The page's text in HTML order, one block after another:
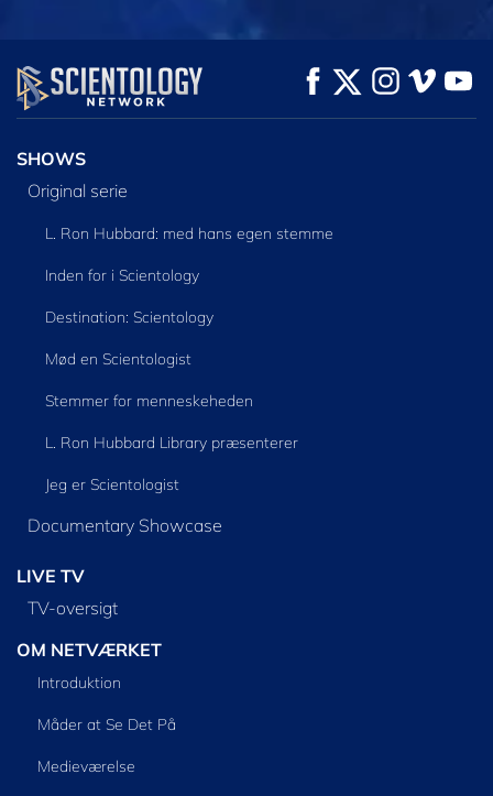
SE UDFORSK SERIEN
SHOWS
Original serie
L. Ron Hubbard: med hans egen stemme
Inden for i Scientology
Destination: Scientology
Mød en Scientologist
Stemmer for menneskeheden
L. Ron Hubbard Library præsenterer
Jeg er Scientologist
Documentary Showcase
LIVE TV
TV-oversigt
OM NETVÆRKET
Introduktion
Måder at Se Det På
Medieværelse